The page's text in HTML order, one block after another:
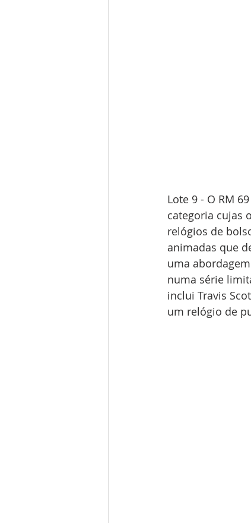
Lote 9 - O RM
categoria cujas
relógios de
animadas que
uma
numa série
inclui Travis
um relógio de